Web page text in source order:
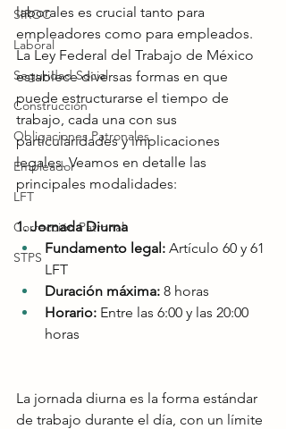
SIROC
Laboral
Seguridad Social
Construcción
Obligaciones Patronales
Empleador
LFT
Corrección Patronal
STPS
laborales es crucial tanto para
empleadores como para empleados.
La Ley Federal del Trabajo de México
establece diversas formas en que
puede estructurarse el tiempo de
trabajo, cada una con sus
particularidades y implicaciones
legales. Veamos en detalle las
principales modalidades:
1. Jornada Diurna
Fundamento legal: Artículo 60 y 61
LFT
Duración máxima: 8 horas
Horario: Entre las 6:00 y las 20:00
horas
La jornada diurna es la forma estándar
de trabajo durante el día, con un límite